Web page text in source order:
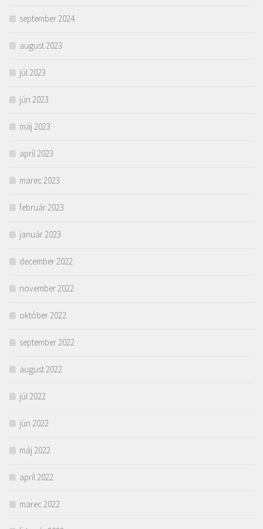
september 2024
august 2023
júl 2023
jún 2023
máj 2023
apríl 2023
marec 2023
február 2023
január 2023
december 2022
november 2022
október 2022
september 2022
august 2022
júl 2022
jún 2022
máj 2022
apríl 2022
marec 2022